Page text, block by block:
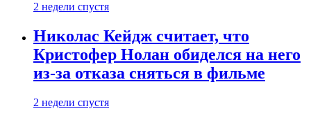
2 недели спустя
Николас Кейдж считает, что
Кристофер Нолан обиделся на него
из-за отказа сняться в фильме
2 недели спустя